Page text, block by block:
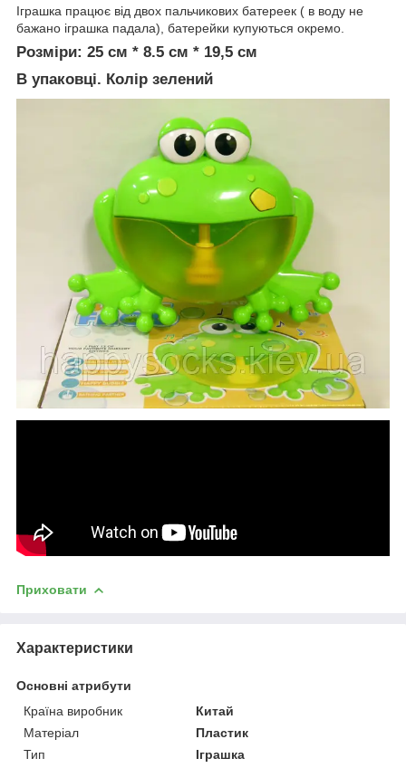
Іграшка працює від двох пальчикових батереек ( в воду не
бажано іграшка падала), батерейки купуються окремо.
Розміри: 25 см * 8.5 см * 19,5 см
В упаковці. Колір зелений
Приховати
Характеристики
Основні атрибути
Країна виробник
Китай
Матеріал
Пластик
Тип
Іграшка